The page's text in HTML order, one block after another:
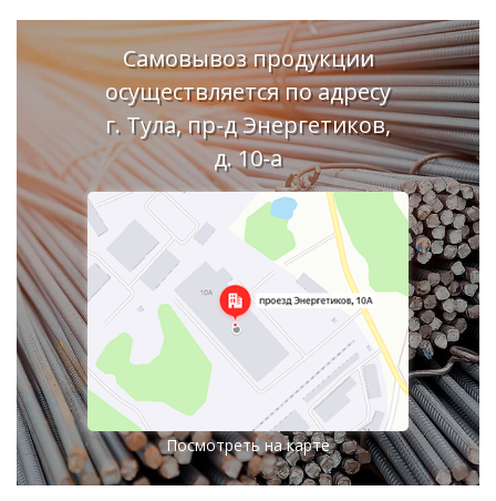
Самовывоз продукции
осуществляется по адресу
г. Тула, пр-д Энергетиков,
д. 10-а
Посмотреть на карте